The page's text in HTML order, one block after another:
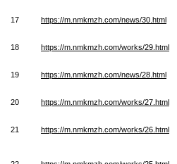
17 https://m.nmkmzh.com/news/30.html
18 https://m.nmkmzh.com/works/29.html
19 https://m.nmkmzh.com/news/28.html
20 https://m.nmkmzh.com/works/27.html
21 https://m.nmkmzh.com/works/26.html